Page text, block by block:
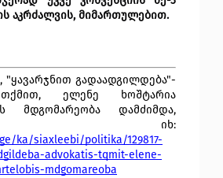
აკრძალვის, მიმართულებით.
"ყავარჯნით გადაადგილდება"-
ელენე ხოშტარია
მდგომარეობა დამძიმდა,
ka/siaxleebi/politika/129817-
advokatis-tqmit-elene-
mdgomareoba